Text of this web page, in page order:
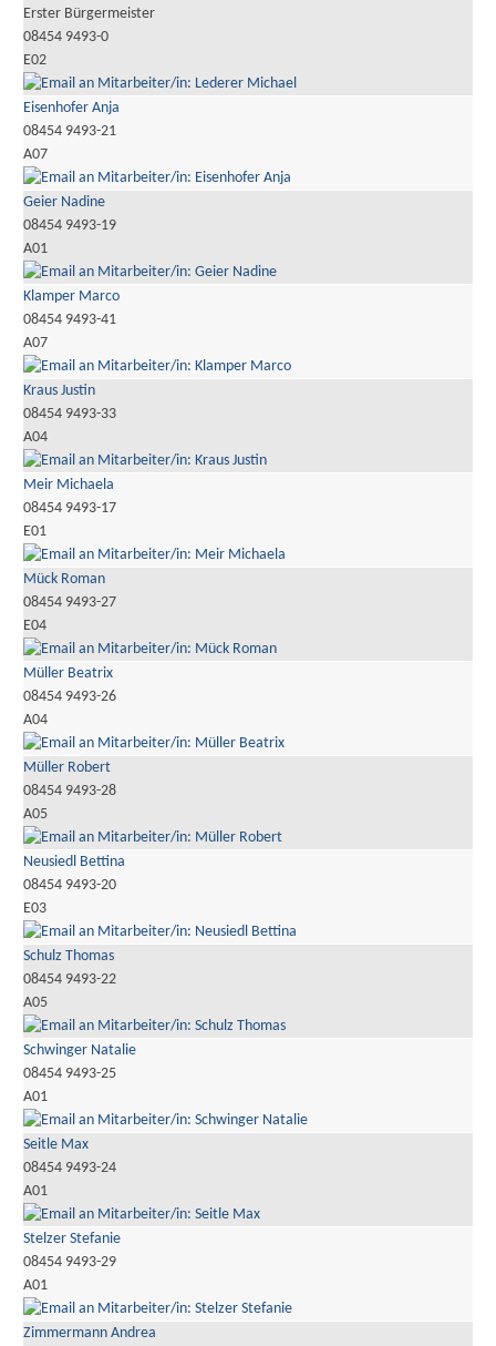
Erster Bürgermeister
08454 9493-0
E02
Eisenhofer Anja
08454 9493-21
A07
Geier Nadine
08454 9493-19
A01
Klamper Marco
08454 9493-41
A07
Kraus Justin
08454 9493-33
A04
Meir Michaela
08454 9493-17
E01
Mück Roman
08454 9493-27
E04
Müller Beatrix
08454 9493-26
A04
Müller Robert
08454 9493-28
A05
Neusiedl Bettina
08454 9493-20
E03
Schulz Thomas
08454 9493-22
A05
Schwinger Natalie
08454 9493-25
A01
Seitle Max
08454 9493-24
A01
Stelzer Stefanie
08454 9493-29
A01
Zimmermann Andrea